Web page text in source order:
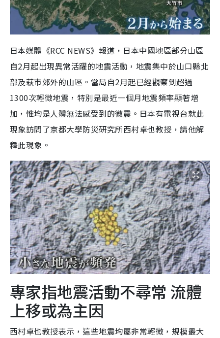
日本媒體《RCC NEWS》報道，日本中國地區部分山區
自2月起出現異常活躍的地震活動，地震集中於山口縣北
部及萩市郊外的山區。當局自2月起已經觀察到超過
1300次輕微地震，特別是最近一個月地震頻率顯著增
加，惟均是人體無法感受到的微震。日本有電視台就此
現象訪問了京都大學防災研究所西村卓也教授，請他解
釋此現象。
專家指地震活動不尋常 流體
上移或為主因
西村卓也教授表示，這些地震均屬非常輕微，規模最大